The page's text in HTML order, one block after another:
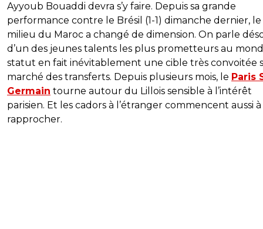
Ayyoub Bouaddi devra s’y faire. Depuis sa grande
performance contre le Brésil (1-1) dimanche dernier, le
milieu du Maroc a changé de dimension. On parle
d’un des jeunes talents les plus prometteurs au
statut en fait inévitablement une cible très convoitée
marché des transferts. Depuis plusieurs mois, le Paris
Germain tourne autour du Lillois sensible à l’intérêt
parisien. Et les cadors à l’étranger commencent aussi à
rapprocher.